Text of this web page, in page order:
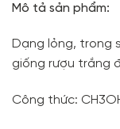
Mô tả sản phẩm:
Dạng lỏng, trong
giống rượu trắng
Công thức: